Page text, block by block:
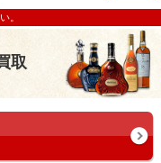
。
取